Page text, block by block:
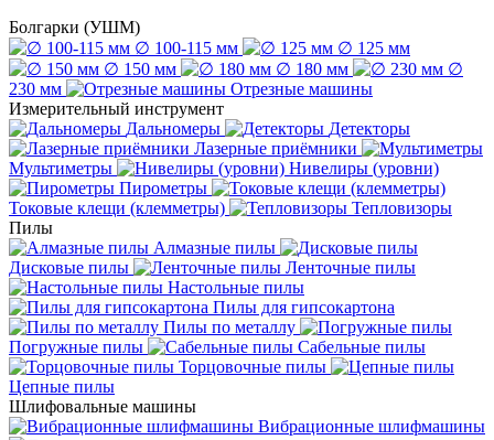
Болгарки (УШМ)
∅ 100-115 мм
∅ 125 мм
∅ 150 мм
∅ 180 мм
∅
230 мм
Отрезные машины
Измерительный инструмент
Дальномеры
Детекторы
Лазерные приёмники
Мультиметры
Нивелиры (уровни)
Пирометры
Токовые клещи (клемметры)
Тепловизоры
Пилы
Алмазные пилы
Дисковые пилы
Ленточные пилы
Настольные пилы
Пилы для гипсокартона
Пилы по металлу
Погружные пилы
Сабельные пилы
Торцовочные пилы
Цепные пилы
Шлифовальные машины
Вибрационные шлифмашины